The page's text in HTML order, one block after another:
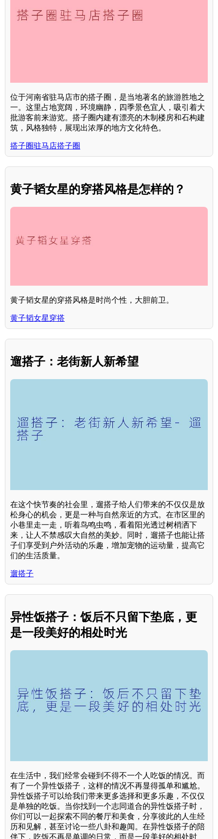
位于河南省驻马店市的搭子圈，是当地著名的旅游胜地之
一。这里占地宽阔，环境幽静，四季景色宜人，吸引着大
批游客前来游览。搭子圈内建有漂亮的木制楼房和石构建
筑，风格独特，展现出浓厚的地方文化特色。
搭子圈驻马店搭子圈
黄子韬女星的穿搭风格是怎样的？
黄子韬女星的穿搭风格是时尚个性，大胆前卫。
黄子韬女星穿搭
遛搭子：老街新人新希望
在这个快节奏的社会里，遛搭子给人们带来的不仅仅是放
松身心的机会，更是一种与自然亲近的方式。在市区里的
小巷里走一走，听着鸟鸣虫鸣，看着阳光透过树梢洒下
来，让人不禁感叹大自然的美妙。同时，遛搭子也能让搭
子们享受到户外活动的乐趣，增加宠物的运动量，提高它
们的生活质量。
遛搭子
异性饭搭子：饭后不只留下垫底，更
是一段美好的相处时光
在生活中，我们经常会碰到不得不一个人吃饭的情况。而
有了一个异性饭搭子，这样的情况不再显得孤单和尴尬。
异性饭搭子可以给我们带来更多选择和更多乐趣，不仅仅
是单独的吃饭。当你找到一个志同道合的异性饭搭子时，
你们可以一起探索不同的餐厅和美食，分享彼此的人生经
历和见解，甚至讨论一些八卦和趣闻。在异性饭搭子的陪
伴下，吃饭不再是单调的日常，而是一段美好的相处时